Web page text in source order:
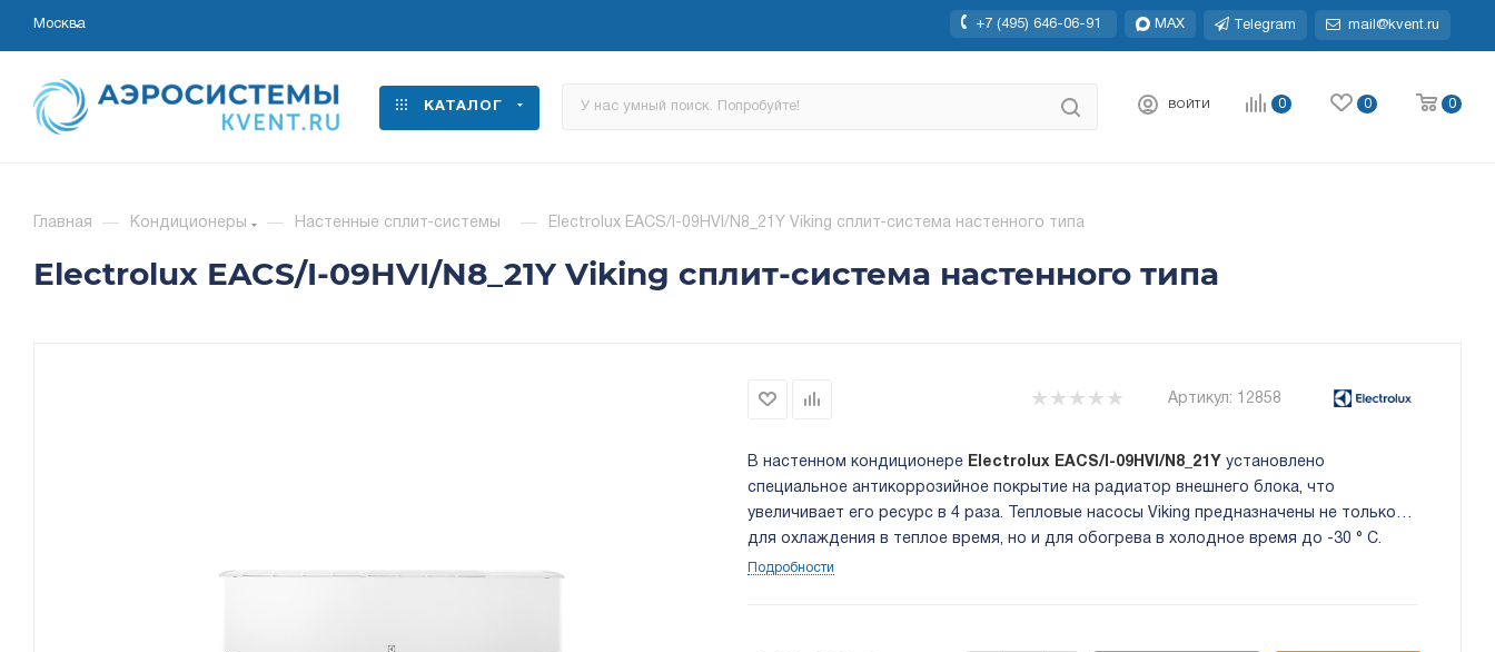
Москва +7 (495) 646-06-91 MAX Telegram mail@kvent.ru
КАТАЛОГ ВОЙТИ 0 0 0
Главная — Кондиционеры — Настенные сплит-системы — Electrolux EACS/I-09HVI/N8_21Y Viking сплит-система настенного типа
Electrolux EACS/I-09HVI/N8_21Y Viking сплит-система настенного типа
Артикул: 12858
В настенном кондиционере Electrolux EACS/I-09HVI/N8_21Y установлено
специальное антикоррозийное покрытие на радиатор внешнего блока, что
увеличивает его ресурс в 4 раза. Тепловые насосы Viking предназначены не только
для охлаждения в теплое время, но и для обогрева в холодное время до -30 ° C.
Основное преимущество — высокая сезонная энергоэффективность (SEER = 8,5;
Подробности